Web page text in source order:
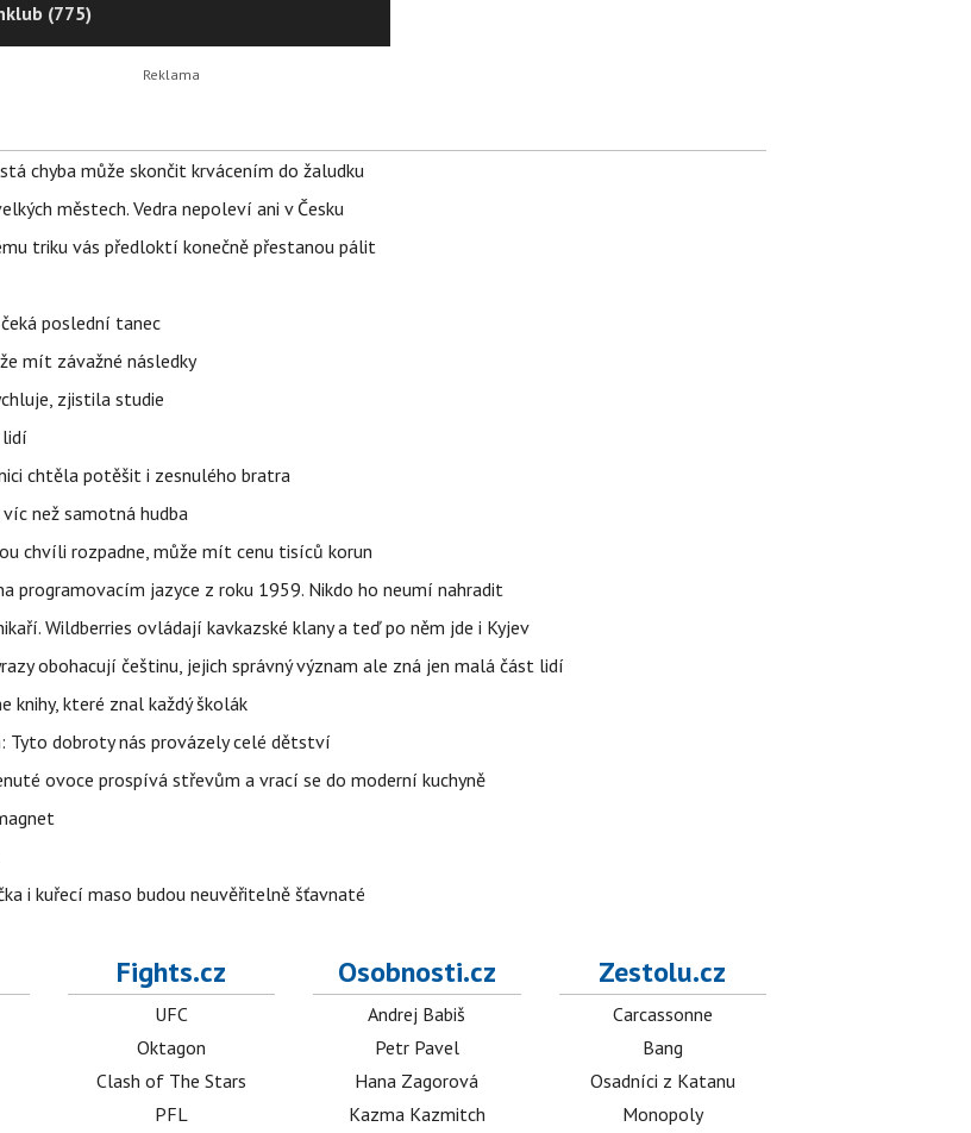
(775)
chyba může skončit krvácením do žaludku
městech. Vedra nepoleví ani v Česku
triku vás předloktí konečně přestanou pálit
poslední tanec
mít závažné následky
zjistila studie
lidí
chtěla potěšit i zesnulého bratra
než samotná hudba
chvíli rozpadne, může mít cenu tisíců korun
programovacím jazyce z roku 1959. Nikdo ho neumí nahradit
Wildberries ovládají kavkazské klany a teď po něm jde i Kyjev
obohacují češtinu, jejich správný význam ale zná jen malá část lidí
knihy, které znal každý školák
Tyto dobroty nás provázely celé dětství
ovoce prospívá střevům a vrací se do moderní kuchyně
i kuřecí maso budou neuvěřitelně šťavnaté
Fights.cz
UFC
Oktagon
Clash of The Stars
PFL
Osobnosti.cz
Andrej Babiš
Petr Pavel
Hana Zagorová
Kazma Kazmitch
Zestolu.cz
Carcassonne
Bang
Osadníci z Katanu
Monopoly